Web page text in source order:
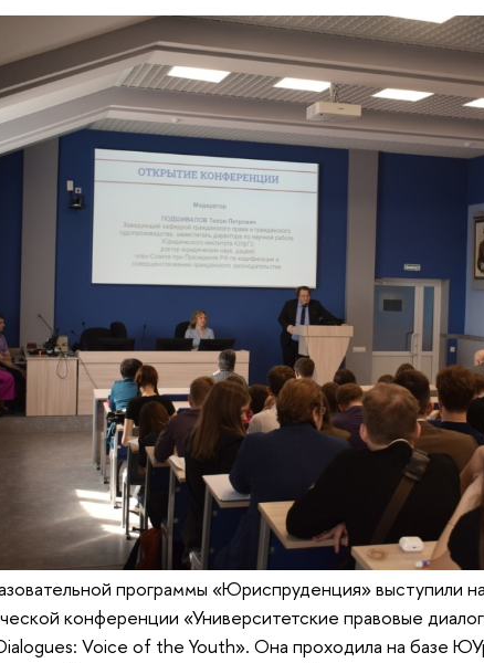
программы «Юриспруденция» выступили
конференции «Университетские правовые
Voice of the Youth». Она проходила на базе